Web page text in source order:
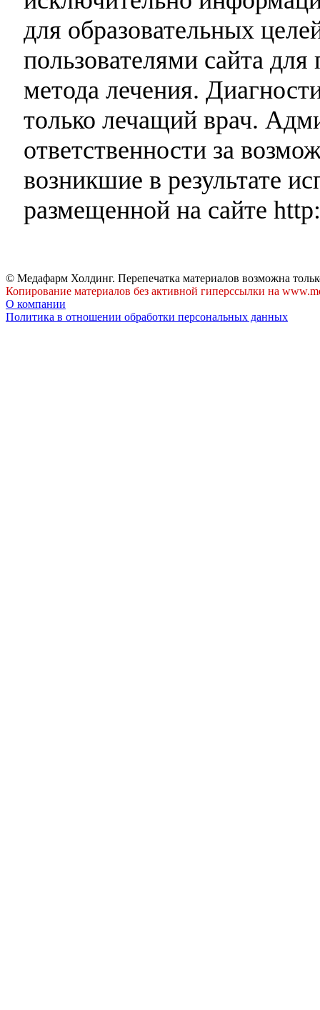
для образовательных
пользователями сайта
метода лечения.
только лечащий врач.
ответственности за
возникшие в результате
размещенной на сайте
© Медафарм Холдинг. Перепечатка материалов возможна
Копирование материалов без активной гиперссылки на
О компании
Политика в отношении обработки персональных данных